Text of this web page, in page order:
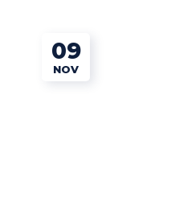
09
NOV